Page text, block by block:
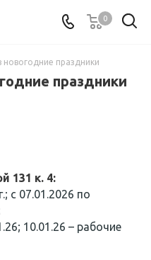
0
праздники
праздники
131 к. 4:
с 07.01.2026 по
10.01.26 – рабочие